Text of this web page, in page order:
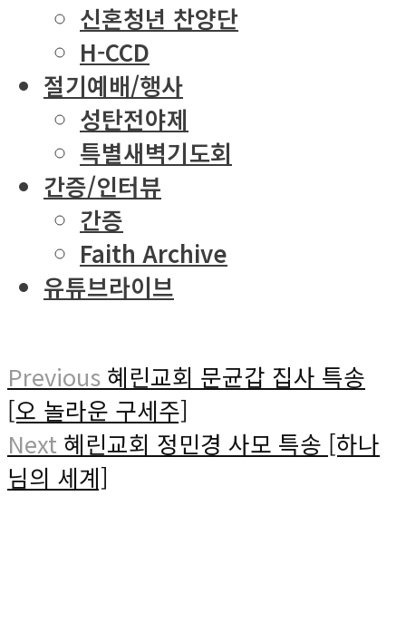
신혼청년 찬양단
H-CCD
절기예배/행사
성탄전야제
특별새벽기도회
간증/인터뷰
간증
Faith Archive
유튜브라이브
Previous 혜린교회 문균갑 집사 특송
[오 놀라운 구세주]
Next 혜린교회 정민경 사모 특송 [하나
님의 세계]